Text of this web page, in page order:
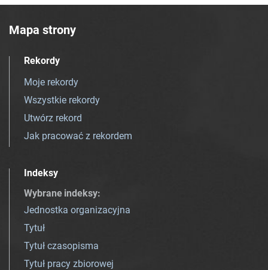
Mapa strony
Rekordy
Moje rekordy
Wszystkie rekordy
Utwórz rekord
Jak pracować z rekordem
Indeksy
Wybrane indeksy:
Jednostka organizacyjna
Tytuł
Tytuł czasopisma
Tytuł pracy zbiorowej